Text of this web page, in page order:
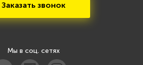
Заказать звонок
Мы в соц. сетях